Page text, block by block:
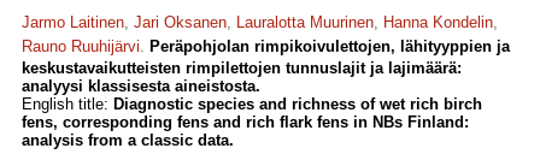
Jarmo Laitinen, Jari Oksanen, Lauralotta Muurinen, Hanna Kondelin,
Rauno Ruuhijärvi. Peräpohjolan rimpikoivulettojen, lähityyppien ja
keskustavaikutteisten rimpilettojen tunnuslajit ja lajimäärä:
analyysi klassisesta aineistosta.
English title: Diagnostic species and richness of wet rich birch
fens, corresponding fens and rich flark fens in NBs Finland:
analysis from a classic data.